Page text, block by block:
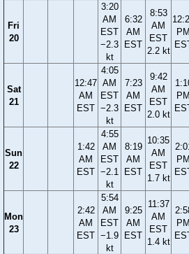
Fri
20
3:20
AM
EST
−2.3
kt
6:32
AM
EST
8:53
AM
EST
2.2 kt
PM
Sat
21
12:47
AM
EST
4:05
AM
EST
−2.3
kt
7:23
AM
EST
9:42
AM
EST
2.0 kt
PM
Sun
22
1:42
AM
EST
4:55
AM
EST
−2.1
kt
8:19
AM
EST
10:35
AM
EST
1.7 kt
PM
Mon
23
2:42
AM
EST
5:54
AM
EST
−1.9
kt
9:25
AM
EST
11:37
AM
EST
1.4 kt
PM